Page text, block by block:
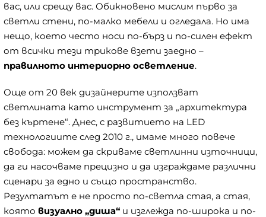
вас, или срещу вас. Обикновено мислим първо за
светли стени, по-малко мебели и огледала. Но има
нещо, което често носи по-бърз и по-силен ефект
от всички тези трикове взети заедно –
правилното интериорно осветление.
Още от 20 век дизайнерите използват
светлината като инструмент за „архитектура
без къртене“. Днес, с развитието на LED
технологиите след 2010 г., имаме много повече
свобода: можем да скриваме светлинни източници,
да ги насочваме прецизно и да изграждаме различни
сценари за едно и също пространство.
Резултатът е не просто по-светла стая, а стая,
която визуално „диша“ и изглежда по-широка и по-